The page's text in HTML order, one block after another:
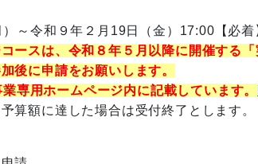
令和９年２月19日（金）17:00【必着
ースは、令和８年５月以降に開催する
後に申請をお願いします。
専用ホームページ内に記載しています。
額に達した場合は受付終了とします。